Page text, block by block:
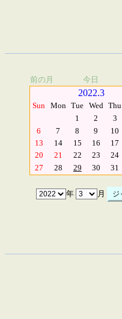
前の月 今日
2022.3
Sun Mon Tue Wed Thu
1
2 3
6
7 8 9 10
13
14 15 16 17
20
21 22 23 24
27
28 29 30 31
年 月